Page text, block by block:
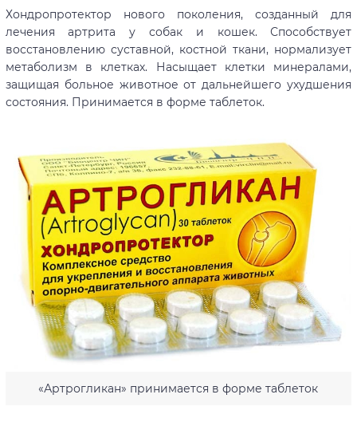
Хондропротектор нового поколения, созданный для
лечения артрита у собак и кошек. Способствует
восстановлению суставной, костной ткани, нормализует
метаболизм в клетках. Насыщает клетки минералами,
защищая больное животное от дальнейшего ухудшения
состояния. Принимается в форме таблеток.
«Артрогликан» принимается в форме таблеток